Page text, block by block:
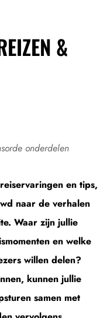
&
onderdelen
en tips,
naar de verhalen
Waar zijn jullie
en welke
willen delen?
kunnen jullie
samen met